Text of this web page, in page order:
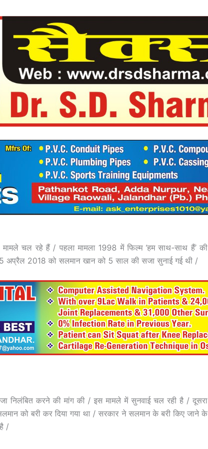
चल रहे हैं / पहला मामला 1998 में फिल्म ‘हम साथ-साथ हैं’ की
अप्रैल 2018 को सलमान खान को 5 साल की सजा सुनाई गई थी /
करने की मांग की / इस मामले में सुनवाई चल रही है / दूसरा
को बरी कर दिया गया था / सरकार ने सलमान के बरी किए जाने के
/